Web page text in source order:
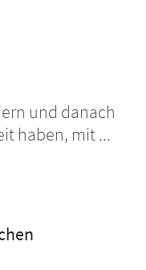
und danach
haben, mit ...